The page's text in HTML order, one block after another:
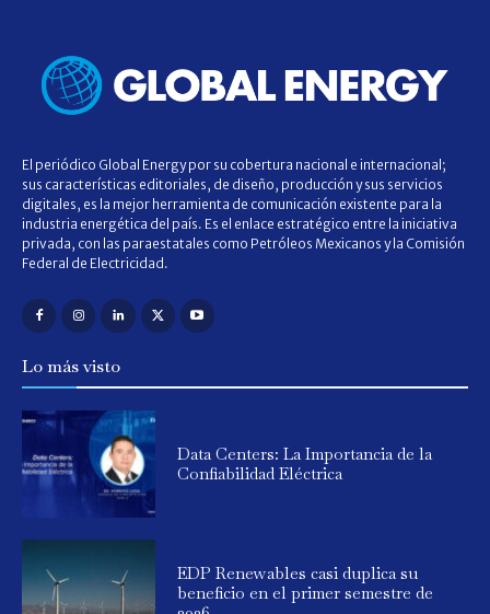
El periódico Global Energy por su cobertura nacional e internacional;
sus características editoriales, de diseño, producción y sus servicios
digitales, es la mejor herramienta de comunicación existente para la
industria energética del país. Es el enlace estratégico entre la iniciativa
privada, con las paraestatales como Petróleos Mexicanos y la Comisión
Federal de Electricidad.
Lo más visto
Data Centers: La Importancia de la
Confiabilidad Eléctrica
EDP Renewables casi duplica su
beneficio en el primer semestre de